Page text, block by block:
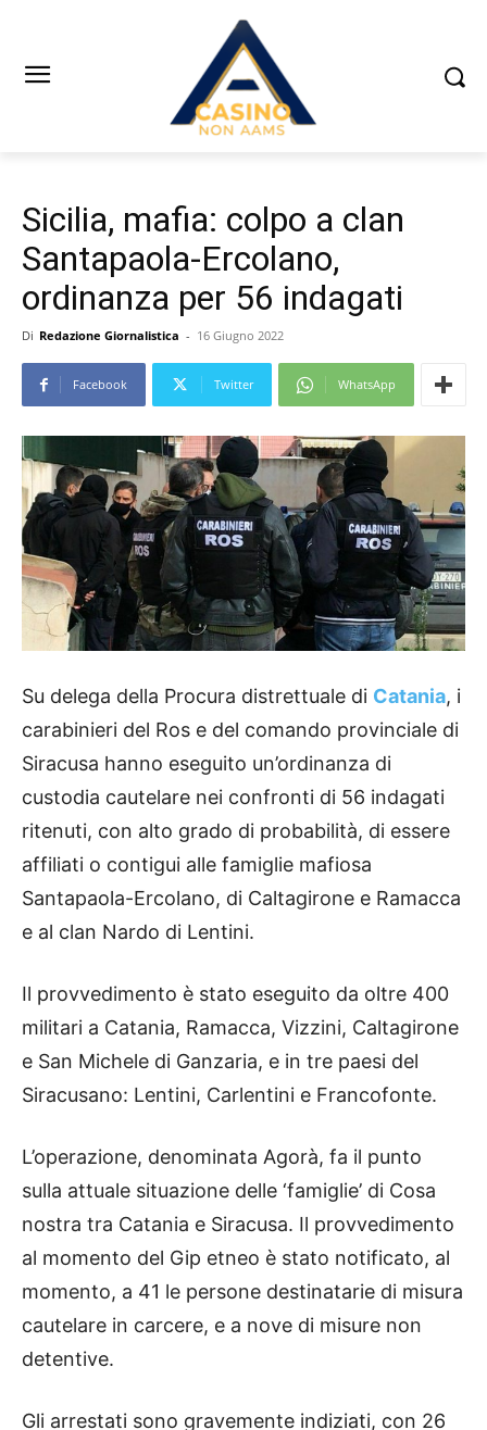
Sicilia, mafia: colpo a clan
Santapaola-Ercolano,
ordinanza per 56 indagati
Di Redazione Giornalistica - 16 Giugno 2022
Facebook Twitter WhatsApp
Su delega della Procura distrettuale di Catania, i
carabinieri del Ros e del comando provinciale di
Siracusa hanno eseguito un’ordinanza di
custodia cautelare nei confronti di 56 indagati
ritenuti, con alto grado di probabilità, di essere
affiliati o contigui alle famiglie mafiosa
Santapaola-Ercolano, di Caltagirone e Ramacca
e al clan Nardo di Lentini.
Il provvedimento è stato eseguito da oltre 400
militari a Catania, Ramacca, Vizzini, Caltagirone
e San Michele di Ganzaria, e in tre paesi del
Siracusano: Lentini, Carlentini e Francofonte.
L’operazione, denominata Agorà, fa il punto
sulla attuale situazione delle ‘famiglie’ di Cosa
nostra tra Catania e Siracusa. Il provvedimento
al momento del Gip etneo è stato notificato, al
momento, a 41 le persone destinatarie di misura
cautelare in carcere, e a nove di misure non
detentive.
Gli arrestati sono gravemente indiziati, con 26